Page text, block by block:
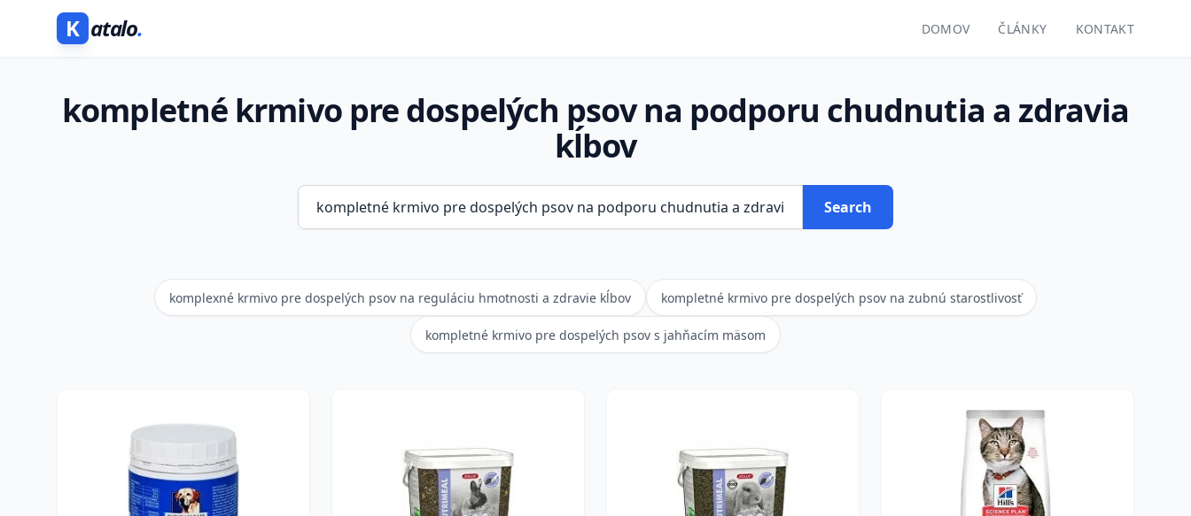
K atalo. DOMOV ČLÁNKY KONTAKT
kompletné krmivo pre dospelých psov na podporu chudnutia a zdravia
kĺbov
Search
komplexné krmivo pre dospelých psov na reguláciu hmotnosti a zdravie kĺbov kompletné krmivo pre dospelých psov na zubnú starostlivosť
kompletné krmivo pre dospelých psov s jahňacím mäsom